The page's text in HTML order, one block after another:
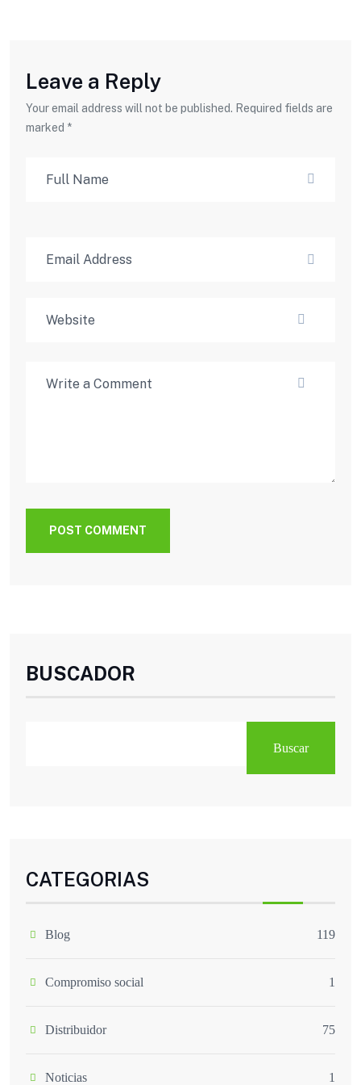
Leave a Reply
Your email address will not be published. Required fields are
marked *
POST COMMENT
BUSCADOR
Buscar
CATEGORIAS
Blog 119
Compromiso social 1
Distribuidor 75
Noticias 1